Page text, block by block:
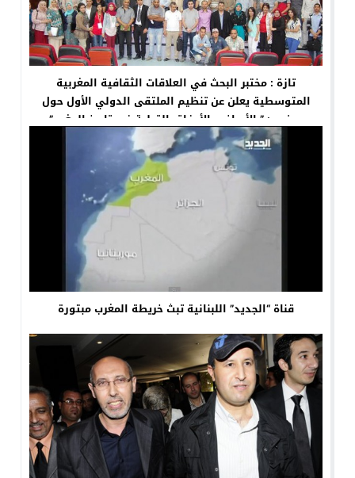
تازة : مختبر البحث في العلاقات الثقافية المغربية
المتوسطية يعلن عن تنظيم الملتقى الدولي الأول حول
موضوع: ” الأعراف والأوفاق القبلية في تاريخ المغرب”.
قناة “الجديد” اللبنانية تبث خريطة المغرب مبتورة